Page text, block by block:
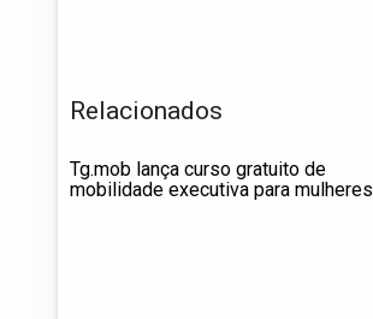
Relacionados
Tg.mob lança curso gratuito de
mobilidade executiva para mulheres